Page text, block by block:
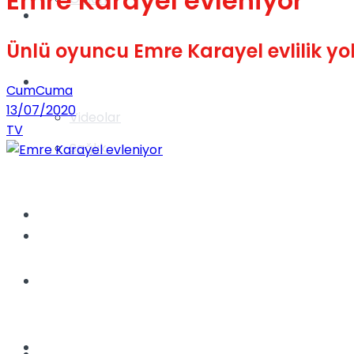
Videolar
Gündem
Yaşam
Sağlık
Ünlü oyuncu Emre Karayel evlilik
CumCuma
13/07/2020
TV